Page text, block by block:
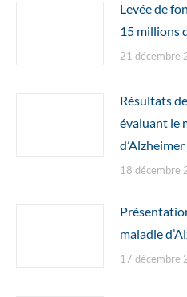
Levée de
15 millions
21 décembre
Résultats
évaluant le
d’Alzheimer
18 décembre
maladie
17 décembre